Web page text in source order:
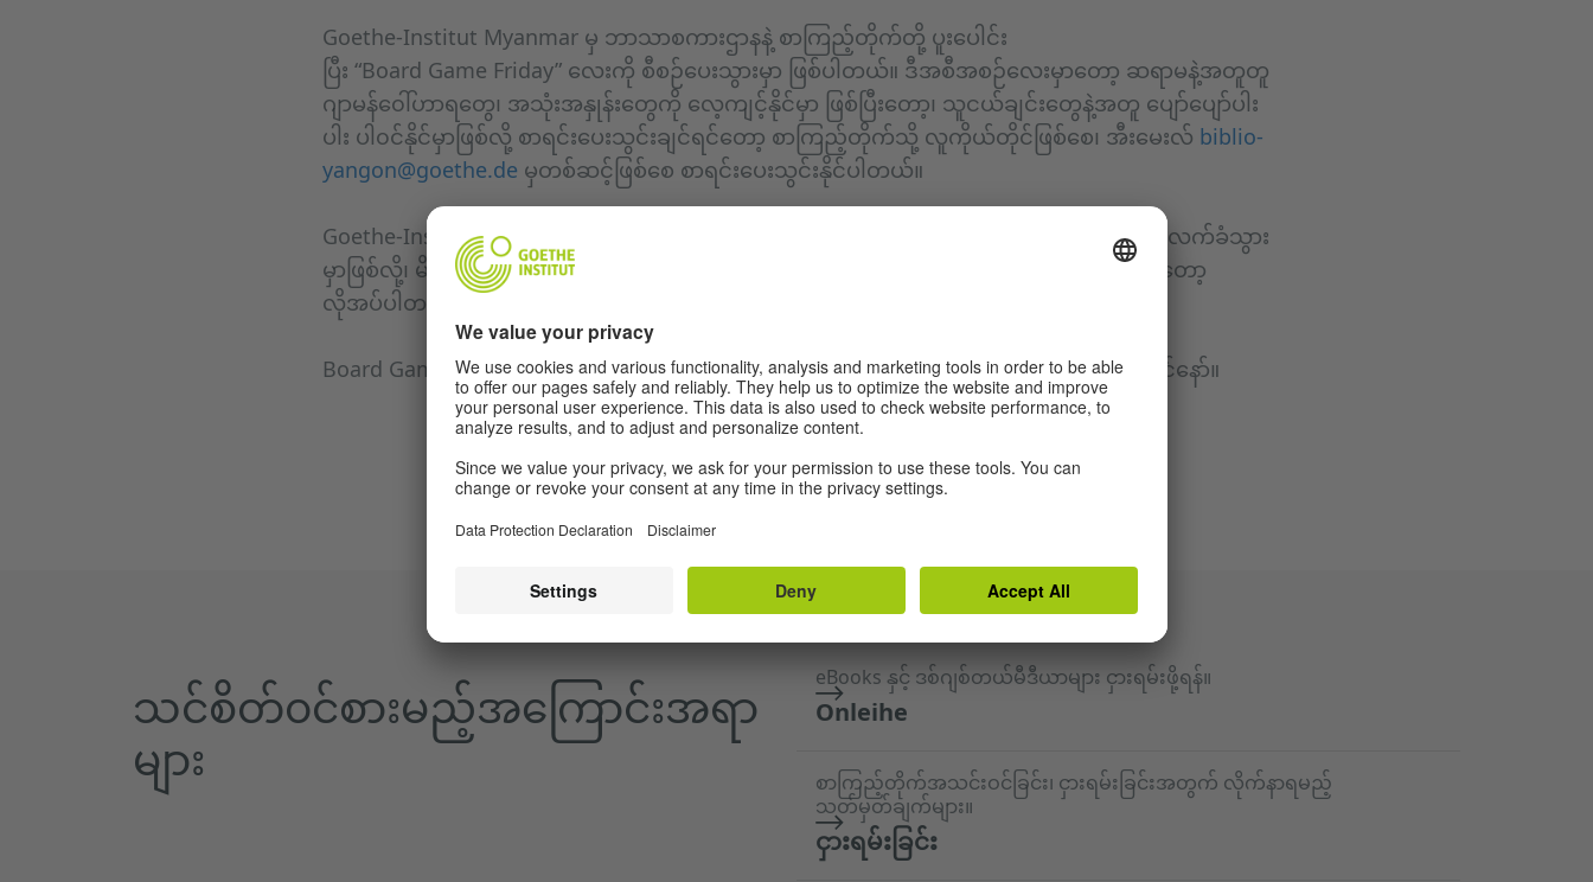
Goethe-Institut Myanmar မှ ဘာသာစကားဌာနနဲ့ စာကြည့်တိုက်တို့ ပူးပေါင်း
ပြီး “Board Game Friday” လေးကို စီစဉ်ပေးသွားမှာ ဖြစ်ပါတယ်။ ဒီအစီအစဉ်လေးမှာတော့ ဆရာမနဲ့အတူတူ
ဂျာမန်၀ေါ်ဟာရတွေ၊ အသုံးအနှုန်းတွေကို လေ့ကျင့်နိုင်မှာ ဖြစ်ပြီးတော့၊ သူငယ်ချင်းတွေနဲ့အတူ ပျော်ပျော်ပါး
ပါး ပါ၀င်နိုင်မှာဖြစ်လို့ စာရင်းပေးသွင်းချင်ရင်တော့ စာကြည့်တိုက်သို့ လူကိုယ်တိုင်ဖြစ်စေ၊ အီးမေးလ် biblio-
yangon@goethe.de မှတစ်ဆင့်ဖြစ်စေ စာရင်းပေးသွင်းနိုင်ပါတယ်။
Goethe-Institut Myanmar စာကြည့်တိုက်မှာ (၁)လမှာ (၁)ကြိမ်သာ ပြုလုပ်မှာဖြစ်ပြီး၊ (၆)ဦးသာ လက်ခံသွား
မှာဖြစ်လို့၊ မိမိရဲ့အမည်၊ ဖုန်းနံပါတ်နှင့် German level ကိုပေးပို့ပြီး မြန်မြန်လေးစာရင်းပေးသွင်းဖို့တော့
လိုအပ်ပါတယ်နော်။
Board Game လေးတွေ ကစားရင်း၊ ဂျာမန်စကားပြောလေးတွေကို အတူတူလေ့ကျင့်လိုက်ရအောင်နော်။
သင်စိတ်၀င်စားမည့်အကြောင်းအရာ
များ
eBooks နှင့် ဒစ်ဂျစ်တယ်မီဒီယာများ ငှားရမ်းဖို့ရန်။
Onleihe
စာကြည့်တိုက်အသင်းဝင်ခြင်း၊ ငှားရမ်းခြင်းအတွက် လိုက်နာရမည့်
သတ်မှတ်ချက်များ။
ငှားရမ်းခြင်း